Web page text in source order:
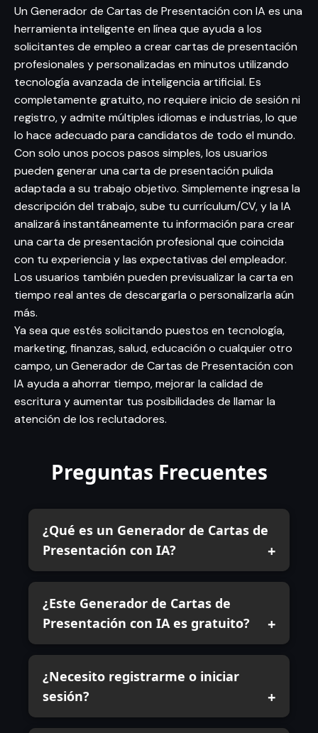
Un Generador de Cartas de Presentación con IA es una
herramienta inteligente en línea que ayuda a los
solicitantes de empleo a crear cartas de presentación
profesionales y personalizadas en minutos utilizando
tecnología avanzada de inteligencia artificial. Es
completamente gratuito, no requiere inicio de sesión ni
registro, y admite múltiples idiomas e industrias, lo que
lo hace adecuado para candidatos de todo el mundo.
Con solo unos pocos pasos simples, los usuarios
pueden generar una carta de presentación pulida
adaptada a su trabajo objetivo. Simplemente ingresa la
descripción del trabajo, sube tu currículum/CV, y la IA
analizará instantáneamente tu información para crear
una carta de presentación profesional que coincida
con tu experiencia y las expectativas del empleador.
Los usuarios también pueden previsualizar la carta en
tiempo real antes de descargarla o personalizarla aún
más.
Ya sea que estés solicitando puestos en tecnología,
marketing, finanzas, salud, educación o cualquier otro
campo, un Generador de Cartas de Presentación con
IA ayuda a ahorrar tiempo, mejorar la calidad de
escritura y aumentar tus posibilidades de llamar la
atención de los reclutadores.
Preguntas Frecuentes
¿Qué es un Generador de Cartas de
Presentación con IA?
¿Este Generador de Cartas de
Presentación con IA es gratuito?
¿Necesito registrarme o iniciar
sesión?